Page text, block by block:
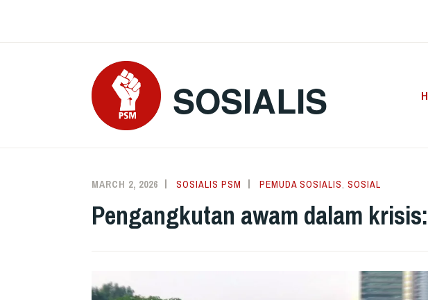
SOSIALIS
MARCH 2, 2026 SOSIALIS PSM PEMUDA SOSIALIS SOSIAL
Pengangkutan awam dalam